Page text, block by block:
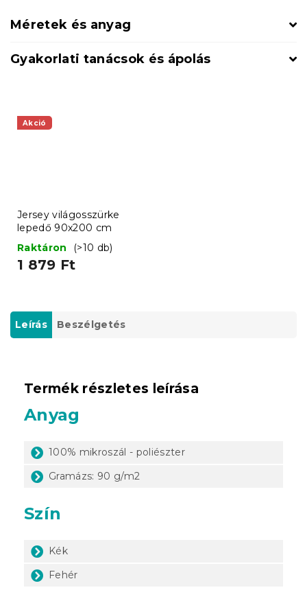
Méretek és anyag
Gyakorlati tanácsok és ápolás
Akció
Jersey világosszürke
lepedő 90x200 cm
Raktáron
(>10 db)
1 879 Ft
Leírás Beszélgetés
Termék részletes leírása
Anyag
100% mikroszál - poliészter
Gramázs: 90 g/m2
Szín
Kék
Fehér